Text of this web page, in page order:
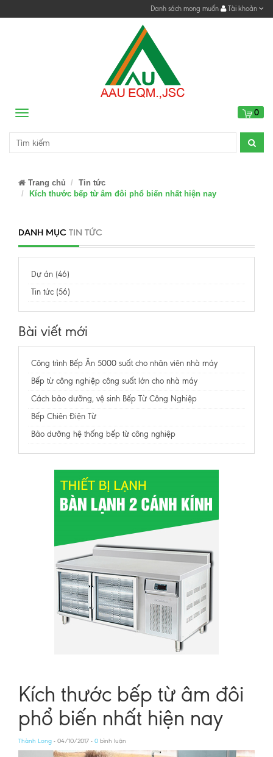
Danh sách mong muốn Tài khoản
Menu 0
Trang chủ
Tin tức
Kích thước bếp từ âm đôi phổ biến nhất hiện nay
DANH MỤC TIN TỨC
Dự án (46)
Tin tức (56)
Bài viết mới
Công trình Bếp Ăn 5000 suất cho nhân viên nhà máy
Bếp từ công nghiệp công suất lớn cho nhà máy
Cách bảo dưỡng, vệ sinh Bếp Từ Công Nghiệp
Bếp Chiên Điện Từ
Bảo dưỡng hệ thống bếp từ công nghiệp
Kích thước bếp từ âm đôi
phổ biến nhất hiện nay
Thành Long - 04/10/2017 - 0 bình luận